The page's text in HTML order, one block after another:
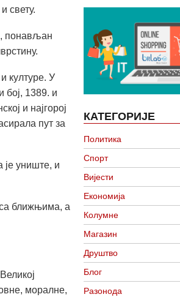
свету.
понављан
културе. У
бој, 1389. и
и најгорој
пут за
је униште, и
ближњима, а
моралне,
КАТЕГОРИЈЕ
Политика
Спорт
Вијести
Економија
Колумне
Магазин
Друштво
Блог
Разонода